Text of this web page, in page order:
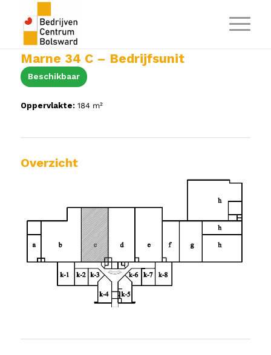
Marne 34 C – Bedrijfsunit
Beschikbaar
Oppervlakte:184 m²
Overzicht